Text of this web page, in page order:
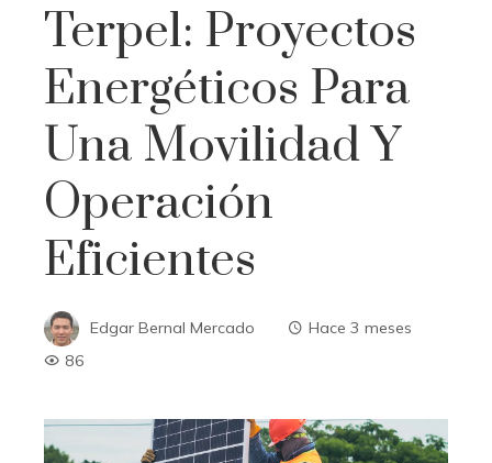
Terpel: Proyectos
Energéticos Para
Una Movilidad Y
Operación
Eficientes
Edgar Bernal Mercado
Hace 3 meses
86